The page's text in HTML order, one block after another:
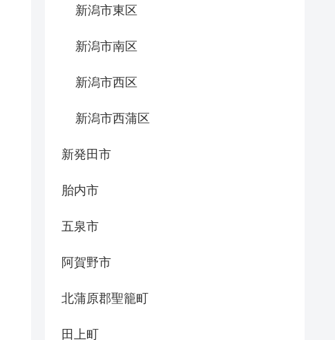
新潟市東区
新潟市南区
新潟市西区
新潟市西蒲区
新発田市
胎内市
五泉市
阿賀野市
北蒲原郡聖籠町
田上町